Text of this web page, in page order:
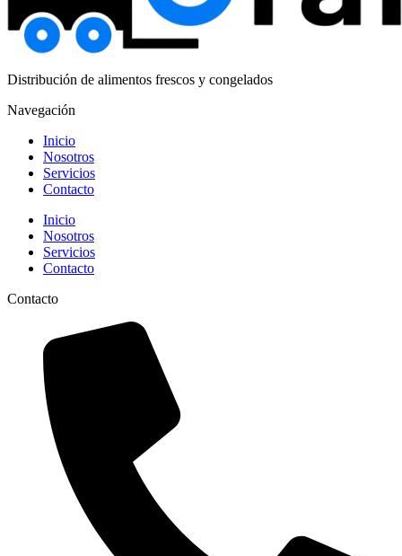
Distribución de alimentos frescos y congelados
Navegación
Inicio
Nosotros
Servicios
Contacto
Inicio
Nosotros
Servicios
Contacto
Contacto